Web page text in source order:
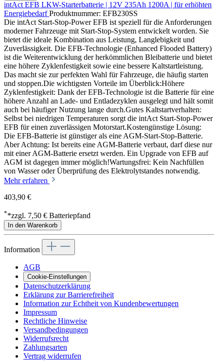
intAct EFB LKW-Starterbatterie | 12V 235Ah 1200A | für erhöhten
EnergiebedarfProduktnummer: EFB230SS
Die intAct Start-Stop-Power EFB ist speziell für die Anforderungen
moderner Fahrzeuge mit Start-Stop-System entwickelt worden. Sie
bietet die ideale Kombination aus Leistung, Langlebigkeit und
Zuverlässigkeit. Die EFB-Technologie (Enhanced Flooded Battery)
ist die Weiterentwicklung der herkömmlichen Bleibatterie und bietet
eine höhere Zyklenfestigkeit sowie eine bessere Kaltstartleistung.
Das macht sie zur perfekten Wahl für Fahrzeuge, die häufig starten
und stoppen.Die wichtigsten Vorteile im Überblick:Höhere
Zyklenfestigkeit: Dank der EFB-Technologie ist die Batterie für eine
höhere Anzahl an Lade- und Entladezyklen ausgelegt und hält somit
auch bei häufiger Nutzung lange durch.Gutes Kaltstartverhalten:
Selbst bei niedrigen Temperaturen sorgt die intAct Start-Stop-Power
EFB für einen zuverlässigen Motorstart.Kostengünstige Lösung:
Die EFB-Batterie ist günstiger als eine AGM-Start-Stop-Batterie.
Aber Achtung: Ist bereits eine AGM-Batterie verbaut, darf diese nur
mit einer AGM-Batterie ersetzt werden. Ein Upgrade von EFB auf
AGM ist dagegen immer möglich!Wartungsfrei: Kein Nachfüllen
von Wasser oder Überprüfung des Elektrolytstandes notwendig.
Mehr erfahren
403,90 €
**zzgl. 7,50 € Batteriepfand
In den Warenkorb
Information
AGB
Cookie-Einstellungen
Datenschutzerklärung
Erklärung zur Barrierefreiheit
Information zur Echtheit von Kundenbewertungen
Impressum
Rechtliche Hinweise
Versandbedingungen
Widerrufsrecht
Zahlungsarten
Vertrag widerrufen